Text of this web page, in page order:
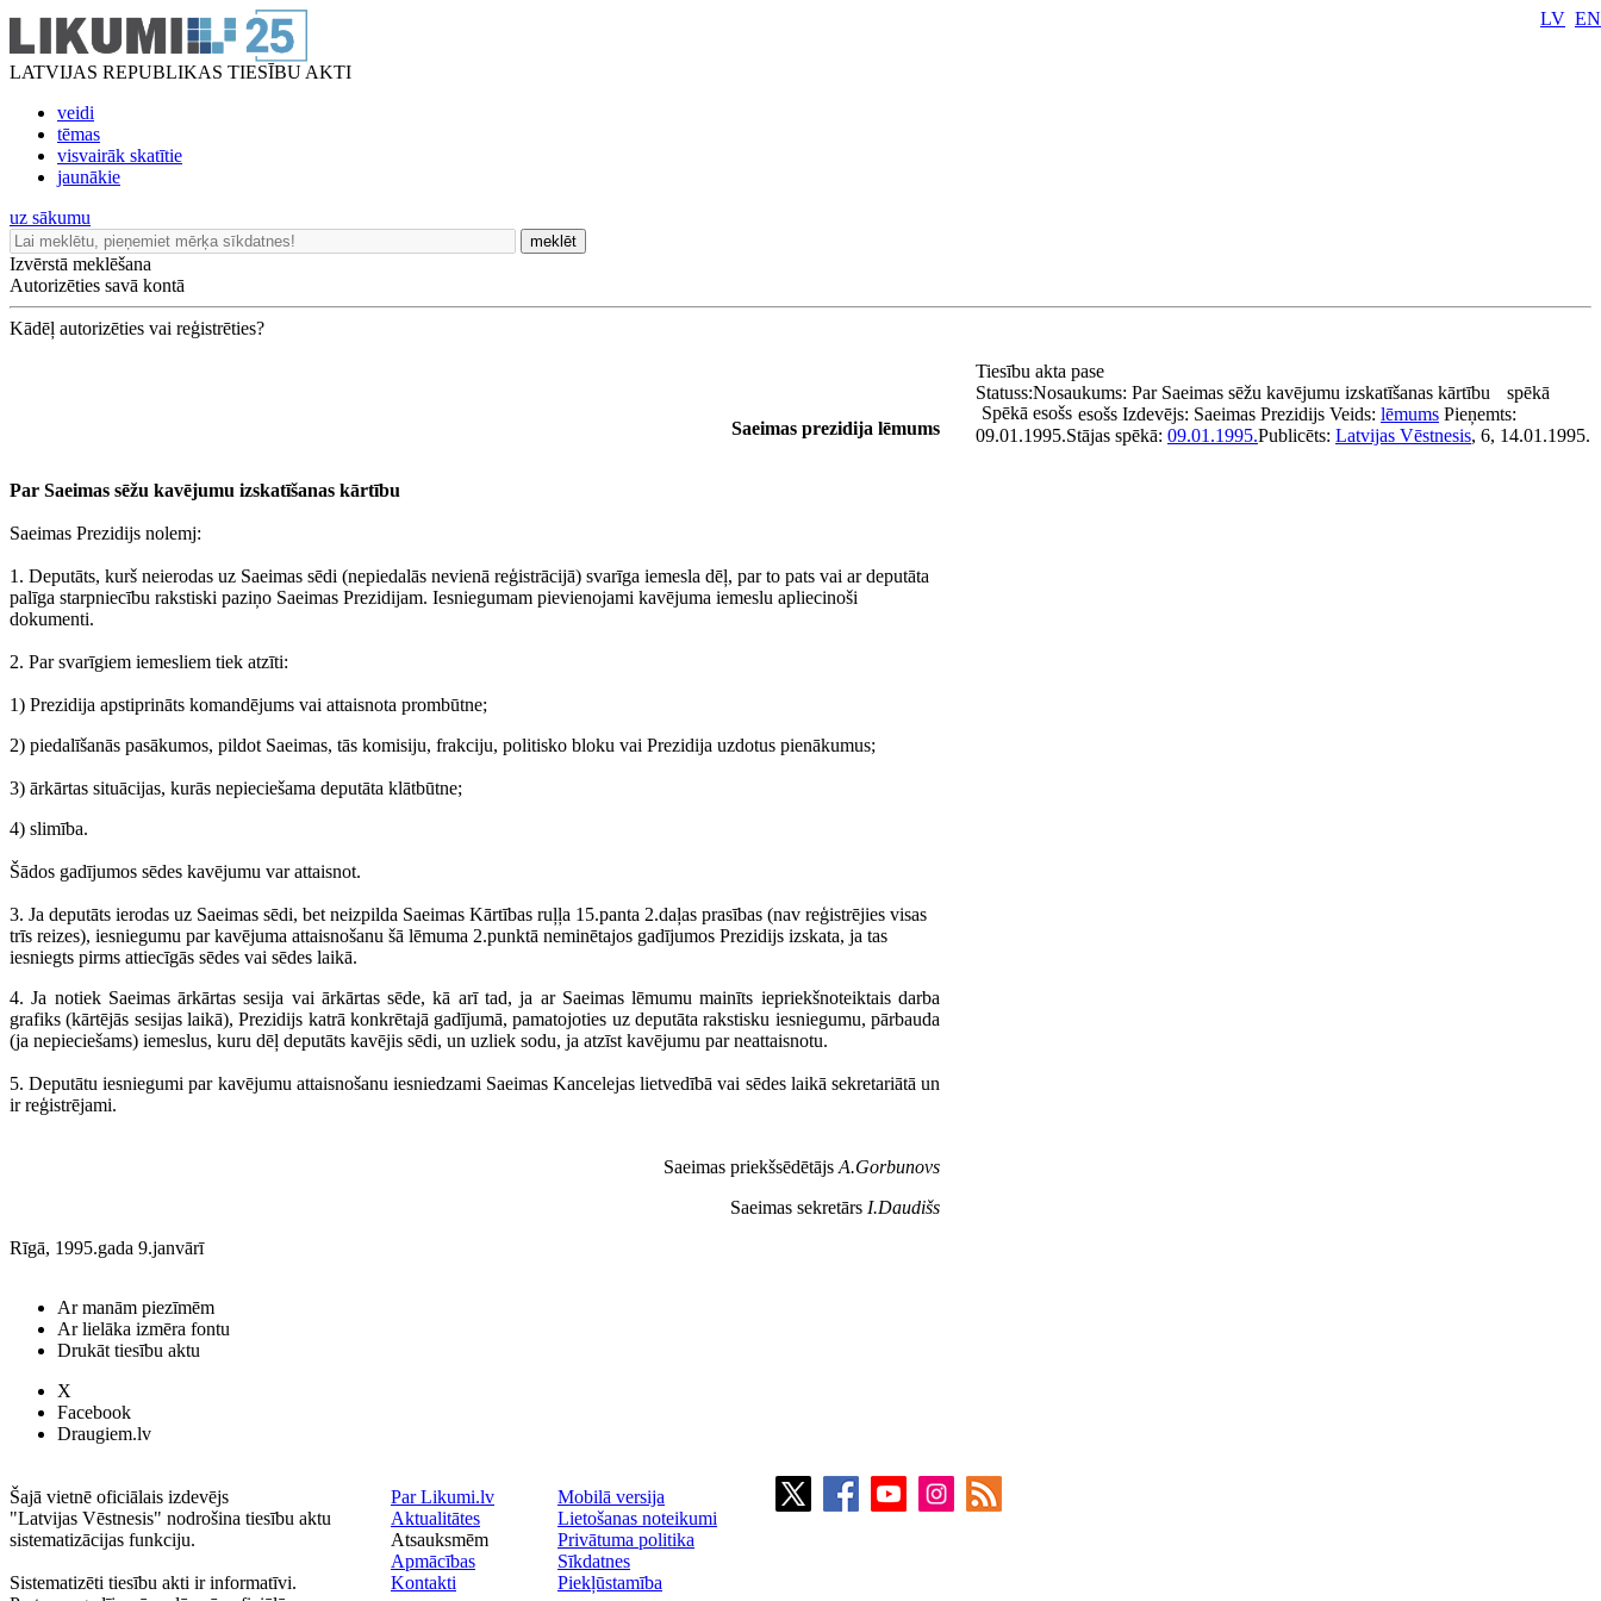
LATVIJAS REPUBLIKAS TIESĪBU AKTI
veidi
tēmas
visvairāk skatītie
jaunākie
LV EN
uz sākumu
meklēt
Izvērstā meklēšana
Autorizēties savā kontā
Kādēļ autorizēties vai reģistrēties?
Saeimas prezidija lēmums
Par Saeimas sēžu kavējumu izskatīšanas kārtību
Saeimas Prezidijs nolemj:
1. Deputāts, kurš neierodas uz Saeimas sēdi (nepiedalās nevienā reģistrācijā) svarīga iemesla dēļ, par to pats vai ar deputāta
palīga starpniecību rakstiski paziņo Saeimas Prezidijam. Iesniegumam pievienojami kavējuma iemeslu apliecinoši
dokumenti.
2. Par svarīgiem iemesliem tiek atzīti:
1) Prezidija apstiprināts komandējums vai attaisnota prombūtne;
2) piedalīšanās pasākumos, pildot Saeimas, tās komisiju, frakciju, politisko bloku vai Prezidija uzdotus pienākumus;
3) ārkārtas situācijas, kurās nepieciešama deputāta klātbūtne;
4) slimība.
Šādos gadījumos sēdes kavējumu var attaisnot.
3. Ja deputāts ierodas uz Saeimas sēdi, bet neizpilda Saeimas Kārtības ruļļa 15.panta 2.daļas prasības (nav reģistrējies visas
trīs reizes), iesniegumu par kavējuma attaisnošanu šā lēmuma 2.punktā neminētajos gadījumos Prezidijs izskata, ja tas
iesniegts pirms attiecīgās sēdes vai sēdes laikā.
4. Ja notiek Saeimas ārkārtas sesija vai ārkārtas sēde, kā arī tad, ja ar Saeimas lēmumu mainīts iepriekšnoteiktais darba
grafiks (kārtējās sesijas laikā), Prezidijs katrā konkrētajā gadījumā, pamatojoties uz deputāta rakstisku iesniegumu, pārbauda
(ja nepieciešams) iemeslus, kuru dēļ deputāts kavējis sēdi, un uzliek sodu, ja atzīst kavējumu par neattaisnotu.
5. Deputātu iesniegumi par kavējumu attaisnošanu iesniedzami Saeimas Kancelejas lietvedībā vai sēdes laikā sekretariātā un
ir reģistrējami.
Saeimas priekšsēdētājs A.Gorbunovs
Saeimas sekretārs I.Daudišs
Rīgā, 1995.gada 9.janvārī
Tiesību akta pase
Nosaukums: Par Saeimas sēžu kavējumu izskatīšanas kārtību
Statuss:
Spēkā esošs
spēkā
esošs Izdevējs: Saeimas Prezidijs Veids: lēmums Pieņemts:
09.01.1995.Stājas spēkā: 09.01.1995.Publicēts: Latvijas Vēstnesis, 6, 14.01.1995.
Ar manām piezīmēm
Ar lielāka izmēra fontu
Drukāt tiesību aktu
X
Facebook
Draugiem.lv
Šajā vietnē oficiālais izdevējs
"Latvijas Vēstnesis" nodrošina tiesību aktu
sistematizācijas funkciju.
Sistematizēti tiesību akti ir informatīvi.
Par Likumi.lv
Aktualitātes
Atsauksmēm
Apmācības
Kontakti
Mobilā versija
Lietošanas noteikumi
Privātuma politika
Sīkdatnes
Piekļūstamība